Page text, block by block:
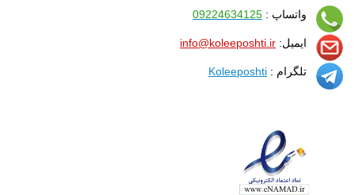
واتساپ : 09224634125
ایمیل: info@koleeposhti.ir
تلگرام : Koleeposhti